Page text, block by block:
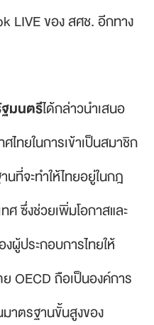
LIVE ของ สศช. อีกทาง
มนตรีได้กล่าวนำเสนอ
ไทยในการเข้าเป็นสมาชิก
ที่จะทำให้ไทยอยู่ในกฎ
ศ ซึ่งช่วยเพิ่มโอกาสและ
ผู้ประกอบการไทยให้
ย OECD ถือเป็นองค์การ
มาตรฐานขั้นสูงของ